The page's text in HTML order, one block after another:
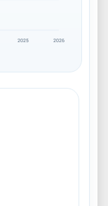
2025 2026